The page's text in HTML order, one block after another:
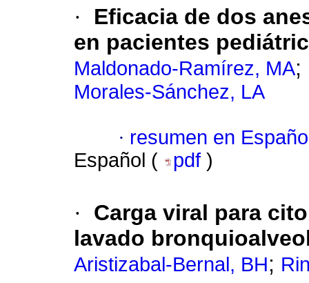
·
Eficacia de dos
en pacientes
Maldonado-Ramírez, MA;
Morales-Sánchez, LA
· resumen en
Español (
pdf )
·
Carga viral para
lavado
Aristizabal-Bernal, BH;